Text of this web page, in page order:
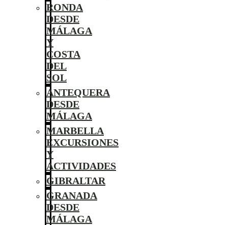
RONDA
DESDE
MÁLAGA
Y
COSTA
DEL
SOL
ANTEQUERA
DESDE
MÁLAGA
MARBELLA
EXCURSIONES
Y
ACTIVIDADES
GIBRALTAR
GRANADA
DESDE
MÁLAGA